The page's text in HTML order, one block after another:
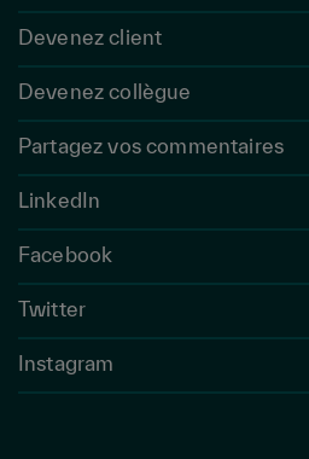
Devenez client
Devenez collègue
Partagez vos commentaires
LinkedIn
Facebook
Twitter
Instagram